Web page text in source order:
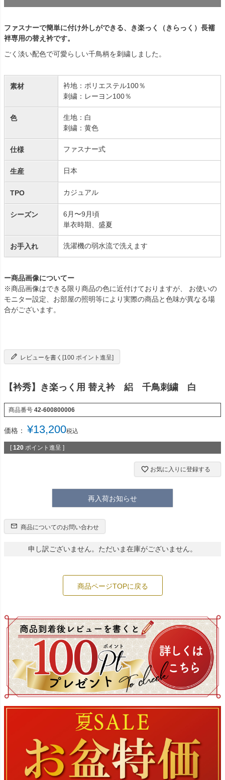
ファスナーで簡単に付け外しができる、き楽っく（きらっく）長襦
袢専用の替え衿です。
ごく淡い配色で可愛らしい千鳥柄を刺繍しました。
素材
衿地：ポリエステル100％
刺繍：レーヨン100％
色
生地：白
刺繍：黄色
仕様 ファスナー式
生産 日本
TPO カジュアル
シーズン
6月〜9月頃
単衣時期、盛夏
お手入れ 洗濯機の弱水流で洗えます
ー商品画像についてー
※商品画像はできる限り商品の色に近付けておりますが、 お使いの
モニター設定、お部屋の照明等により実際の商品と色味が異なる場
合がございます。
レビューを書く[100 ポイント進呈]
【衿秀】き楽っく用 替え衿 絽 千鳥刺繍 白
商品番号 42-600800006
価格： ¥13,200税込
[ 120 ポイント進呈 ]
お気に入りに登録する
再入荷お知らせ
商品についてのお問い合わせ
申し訳ございません。ただいま在庫がございません。
商品ページTOPに戻る